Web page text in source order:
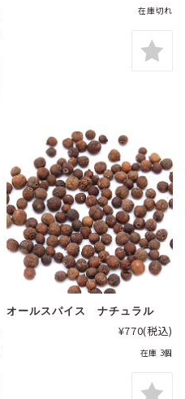
在庫切れ
オールスパイス ナチュラル
¥770(税込)
在庫 3個